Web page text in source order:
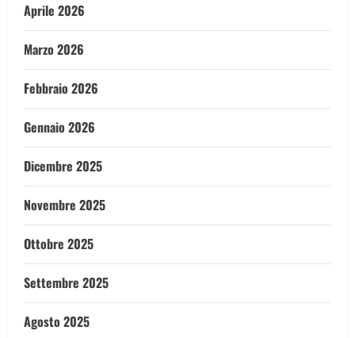
Aprile 2026
Marzo 2026
Febbraio 2026
Gennaio 2026
Dicembre 2025
Novembre 2025
Ottobre 2025
Settembre 2025
Agosto 2025